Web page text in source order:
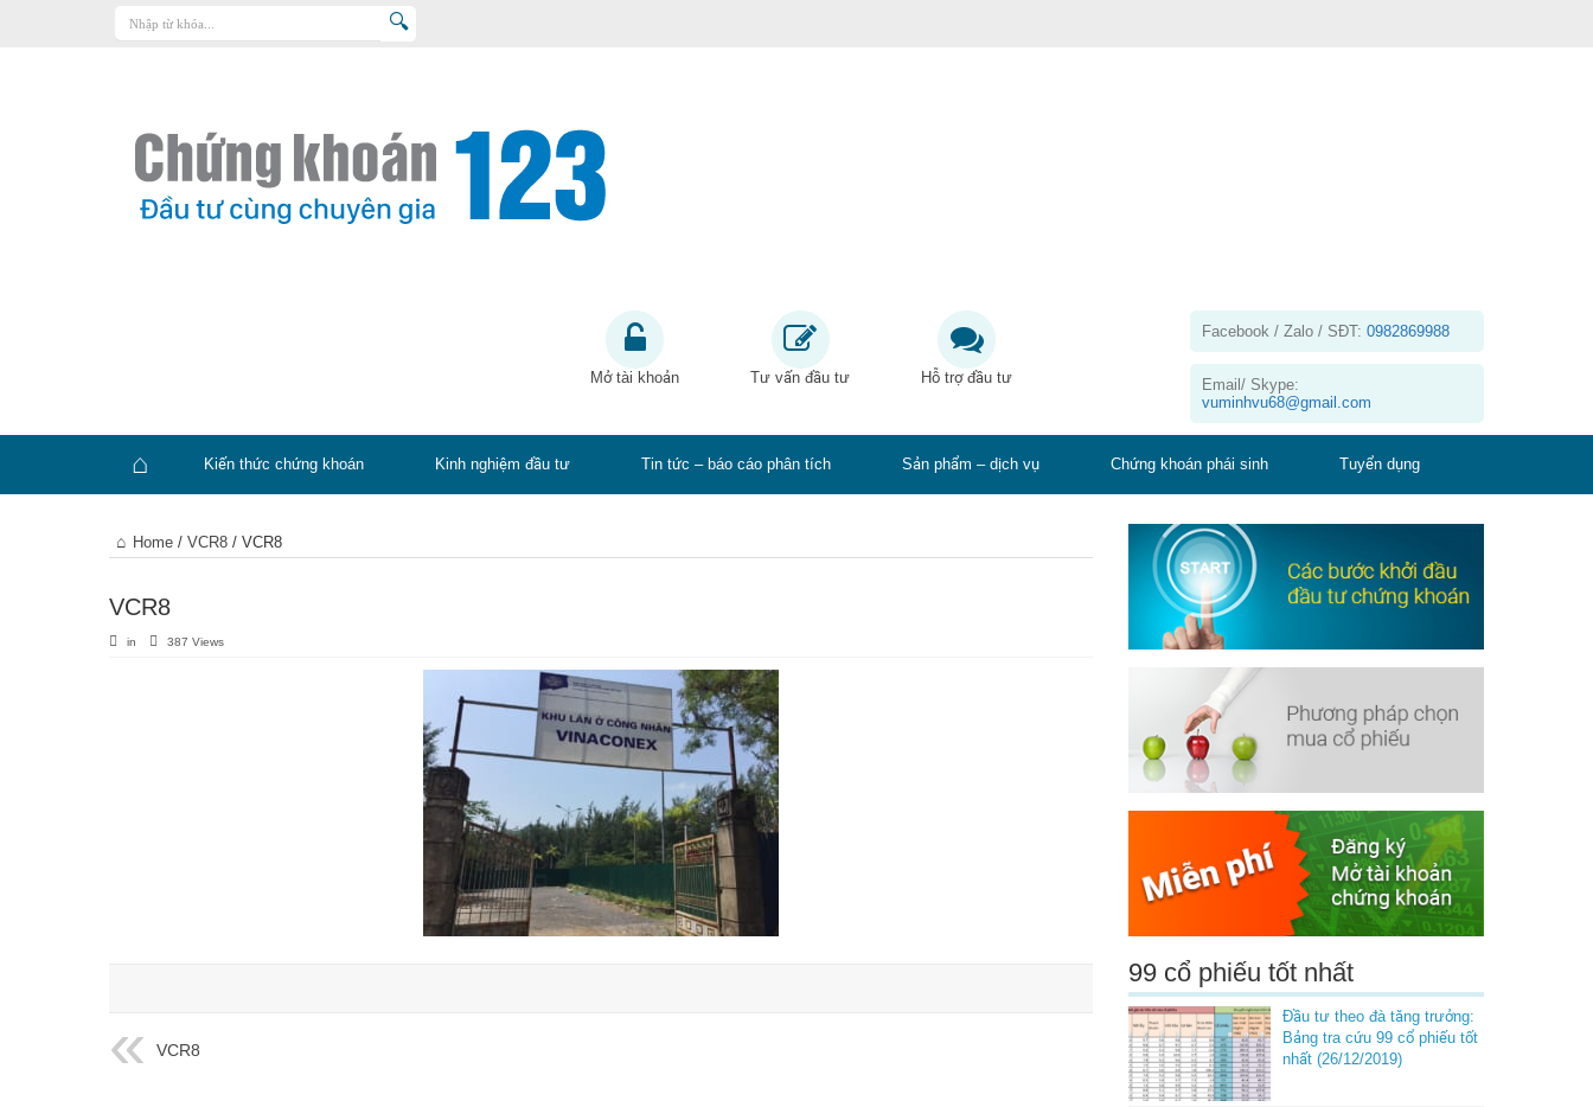
Kiến thức chứng khoán
Kinh nghiệm đầu tư
Tin tức – báo cáo phân tích
Mở tài khoản Tư vấn đầu tư Hỗ trợ đầu tư
Facebook / Zalo / SĐT: 0982869988
Email/ Skype:
vuminhvu68@gmail.com
Trang
chủ
Kiến thức chứng khoán Kinh nghiệm đầu tư Tin tức – báo cáo phân tích Sản phẩm – dịch vụ Chứng khoán phái sinh Tuyển dụng
Home / VCR8 / VCR8
VCR8
in 387 Views
VCR8
99 cổ phiếu tốt nhất
Đầu tư theo đà tăng trưởng:
Bảng tra cứu 99 cổ phiếu tốt
nhất (26/12/2019)